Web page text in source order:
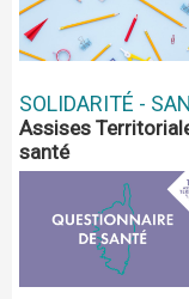
SOLIDARITÉ -
Assises
santé